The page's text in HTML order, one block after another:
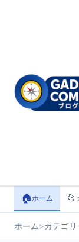
🏠ホーム 📂
ホーム>カテゴリ